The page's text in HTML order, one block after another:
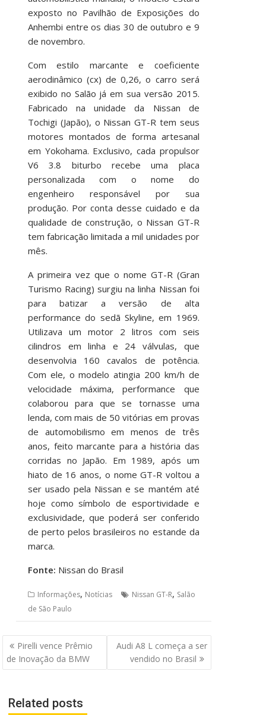
exposto no Pavilhão de Exposições do
Anhembi entre os dias 30 de outubro e 9
de novembro.
Com estilo marcante e coeficiente
aerodinâmico (cx) de 0,26, o carro será
exibido no Salão já em sua versão 2015.
Fabricado na unidade da Nissan de
Tochigi (Japão), o Nissan GT-R tem seus
motores montados de forma artesanal
em Yokohama. Exclusivo, cada propulsor
V6 3.8 biturbo recebe uma placa
personalizada com o nome do
engenheiro responsável por sua
produção. Por conta desse cuidado e da
qualidade de construção, o Nissan GT-R
tem fabricação limitada a mil unidades por
mês.
A primeira vez que o nome GT-R (Gran
Turismo Racing) surgiu na linha Nissan foi
para batizar a versão de alta
performance do sedã Skyline, em 1969.
Utilizava um motor 2 litros com seis
cilindros em linha e 24 válvulas, que
desenvolvia 160 cavalos de potência.
Com ele, o modelo atingia 200 km/h de
velocidade máxima, performance que
colaborou para que se tornasse uma
lenda, com mais de 50 vitórias em provas
de automobilismo em menos de três
anos, feito marcante para a história das
corridas no Japão. Em 1989, após um
hiato de 16 anos, o nome GT-R voltou a
ser usado pela Nissan e se mantém até
hoje como símbolo de esportividade e
exclusividade, que poderá ser conferido
de perto pelos brasileiros no estande da
marca.
Fonte: Nissan do Brasil
Informações, Notícias Nissan GT-R, Salão
de São Paulo
Navegação
de
Post
Pirelli vence Prêmio
de Inovação da BMW
Audi A8 L começa a ser
vendido no Brasil
Related posts